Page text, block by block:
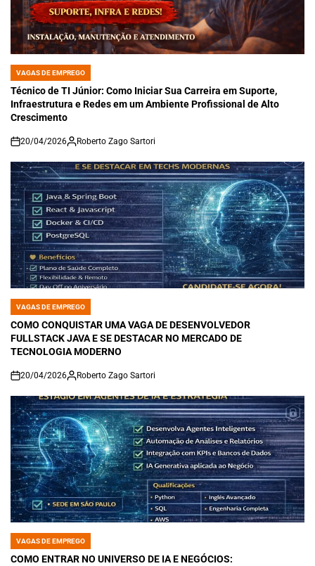
POSTED
IN
VAGAS DE EMPREGO
Técnico de TI Júnior: Como Iniciar Sua Carreira em Suporte,
Infraestrutura e Redes em um Ambiente Profissional de Alto
Crescimento
on
20/04/2026 Roberto Zago Sartori
POSTED
IN
VAGAS DE EMPREGO
COMO CONQUISTAR UMA VAGA DE DESENVOLVEDOR
FULLSTACK JAVA E SE DESTACAR NO MERCADO DE
TECNOLOGIA MODERNO
on
20/04/2026 Roberto Zago Sartori
POSTED
IN
VAGAS DE EMPREGO
COMO ENTRAR NO UNIVERSO DE IA E NEGÓCIOS: